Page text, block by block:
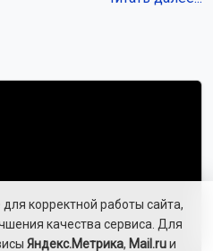
более 6300 детей
с опозданием 9